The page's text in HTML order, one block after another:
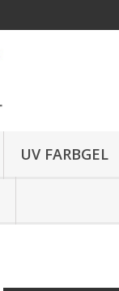
UV FARBGEL